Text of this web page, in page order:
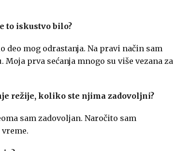
to iskustvo bilo?
deo mog odrastanja. Na pravi način sam
prva sećanja mnogo su više vezana za
režije, koliko ste njima zadovoljni?
sam zadovoljan. Naročito sam